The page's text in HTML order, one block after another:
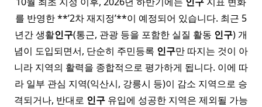
를 반영한 **’2차 재지정’**이 예정되어 있습니다. 최근 5
년간 생활인구(통근, 관광 등을 포함한 실질 활동 인구) 개
념이 도입되면서, 단순히 주민등록 인구만 따지는 것이 아
니라 지역의 활력을 종합적으로 평가하게 됩니다. 이에 따
라 일부 관심 지역(익산시, 강릉시 등)이 감소 지역으로 승
격되거나, 반대로 인구 유입에 성공한 지역은 제외될 가능